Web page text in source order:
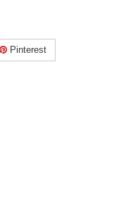
Pinterest